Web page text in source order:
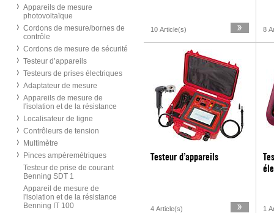
Appareils de mesure
photovoltaïque
Cordons de mesure/bornes de
contrôle
Cordons de mesure de sécurité
Testeur d’appareils
Testeurs de prises électriques
Adaptateur de mesure
Appareils de mesure de
l'isolation et de la résistance
Localisateur de ligne
Contrôleurs de tension
Multimètre
Pinces ampèremétriques
Testeur de prise de courant
Benning SDT 1
Appareil de mesure de
l'isolation et de la résistance
Benning IT 100
10 Article(s) 8
Testeur d’appareils
4 Article(s) 1